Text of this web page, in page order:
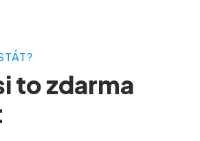
to zdarma